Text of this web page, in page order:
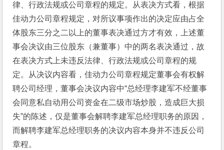
律、行政法规或公司章程的规定。从表决方式看，根据
佳动力公司章程规定，对所议事项作出的决定应由占全
体股东三分之二以上的董事表决通过方才有效，上述董
事会决议由三位股东（兼董事）中的两名表决通过，故
在表决方式上未违反法律、行政法规或公司章程的规
定。从决议内容看，佳动力公司章程规定董事会有权解
聘公司经理，董事会决议内容中“总经理李建军不经董事
会同意私自动用公司资金在二级市场炒股，造成巨大损
失”的陈述，仅是董事会解聘李建军总经理职务的原因，
而解聘李建军总经理职务的决议内容本身并不违反公司
章程。